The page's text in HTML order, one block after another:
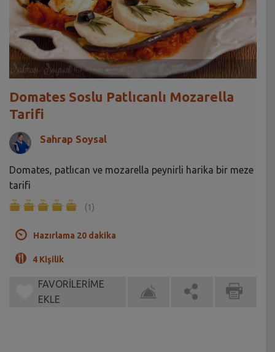
Domates Soslu Patlıcanlı Mozarella
Tarifi
Sahrap Soysal
Domates, patlıcan ve mozarella peynirli harika bir meze
tarifi
(1)
Hazırlama 20 dakika
4 Kişilik
FAVORİLERİME
EKLE